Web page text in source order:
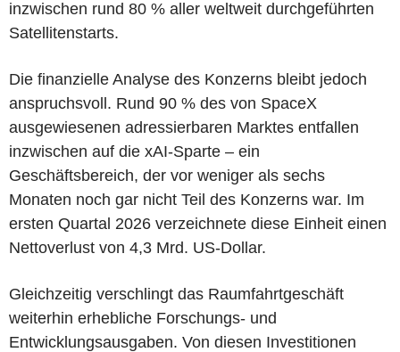
inzwischen rund 80 % aller weltweit durchgeführten
Satellitenstarts.
Die finanzielle Analyse des Konzerns bleibt jedoch
anspruchsvoll. Rund 90 % des von SpaceX
ausgewiesenen adressierbaren Marktes entfallen
inzwischen auf die xAI-Sparte – ein
Geschäftsbereich, der vor weniger als sechs
Monaten noch gar nicht Teil des Konzerns war. Im
ersten Quartal 2026 verzeichnete diese Einheit einen
Nettoverlust von 4,3 Mrd. US-Dollar.
Gleichzeitig verschlingt das Raumfahrtgeschäft
weiterhin erhebliche Forschungs- und
Entwicklungsausgaben. Von diesen Investitionen